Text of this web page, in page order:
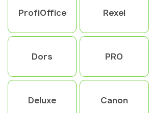
ProfiOffice Rexel
Dors PRO
Deluxe Canon